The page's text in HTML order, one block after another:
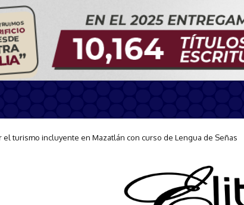
turismo incluyente en Mazatlán con curso de Lengua de Señas
celebra la llegada de Dorados a Mazatlán y destaca su impulso a